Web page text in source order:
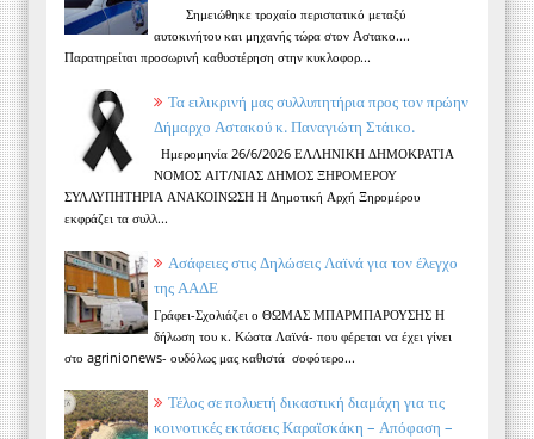
Σημειώθηκε τροχαίο περιστατικό μεταξύ
αυτοκινήτου και μηχανής τώρα στον Αστακο....
Παρατηρείται προσωρινή καθυστέρηση στην κυκλοφορ...
Τα ειλικρινή μας συλλυπητήρια προς τον πρώην
Δήμαρχο Αστακού κ. Παναγιώτη Στάικο.
Ημερομηνία 26/6/2026 ΕΛΛΗΝΙΚΗ ΔΗΜΟΚΡΑΤΙΑ
ΝΟΜΟΣ ΑΙΤ/ΝΙΑΣ ΔΗΜΟΣ ΞΗΡΟΜΕΡΟΥ
ΣΥΛΛΥΠΗΤΗΡΙΑ ΑΝΑΚΟΙΝΩΣΗ Η Δημοτική Αρχή Ξηρομέρου
εκφράζει τα συλλ...
Ασάφειες στις Δηλώσεις Λαϊνά για τον έλεγχο
της ΑΑΔΕ
Γράφει-Σχολιάζει ο ΘΩΜΑΣ ΜΠΑΡΜΠΑΡΟΥΣΗΣ Η
δήλωση του κ. Κώστα Λαϊνά- που φέρεται να έχει γίνει
στο agrinionews- ουδόλως μας καθιστά σοφότερο...
Τέλος σε πολυετή δικαστική διαμάχη για τις
κοινοτικές εκτάσεις Καραϊσκάκη – Απόφαση –